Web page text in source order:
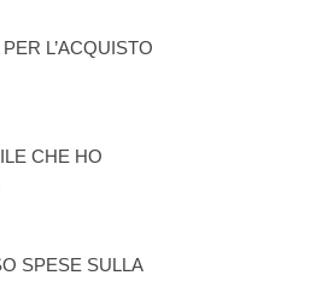
L’ACQUISTO
CHE HO
SPESE SULLA